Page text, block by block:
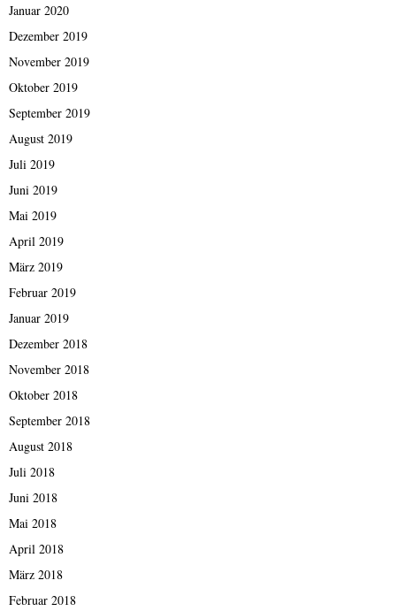
Januar 2020
Dezember 2019
November 2019
Oktober 2019
September 2019
August 2019
Juli 2019
Juni 2019
Mai 2019
April 2019
März 2019
Februar 2019
Januar 2019
Dezember 2018
November 2018
Oktober 2018
September 2018
August 2018
Juli 2018
Juni 2018
Mai 2018
April 2018
März 2018
Februar 2018